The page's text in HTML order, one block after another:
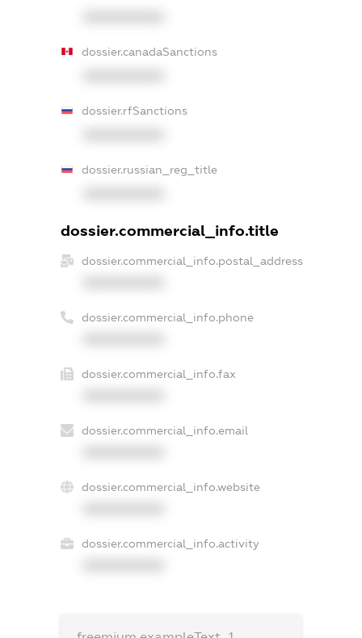
dossier.canadaSanctions
dossier.rfSanctions
dossier.russian_reg_title
dossier.commercial_info.title
dossier.commercial_info.postal_address
dossier.commercial_info.phone
dossier.commercial_info.fax
dossier.commercial_info.email
dossier.commercial_info.website
dossier.commercial_info.activity